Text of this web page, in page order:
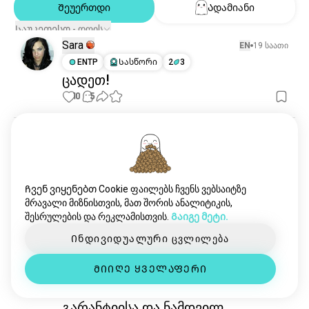
ტკივილი 612 ადამიანი
loveinterest
სულისკავშირი
Შეუერთდი
Ადამიანი
Საუკეთესო - დღის
Sara EN 19 საათი
ENTP
Სასწორი 2 3
ცადეთ!
10 5
8 5
Soniya
ნამდვილად შეძლებს მამაკაცი
ემოციური უსაფრთხოების,
Ჩვენ ვიყენებთ Cookie ფაილებს ჩვენს ვებსაიტზე
მრავალი მიზნისთვის, მათ შორის ანალიტიკის,
შესრულების და რეკლამისთვის. Გაიგე მეტი.
Ინდივიდუალური ცვლილება
ᲛᲘᲘᲦᲔ ᲧᲕᲔᲚᲐᲤᲔᲠᲘ